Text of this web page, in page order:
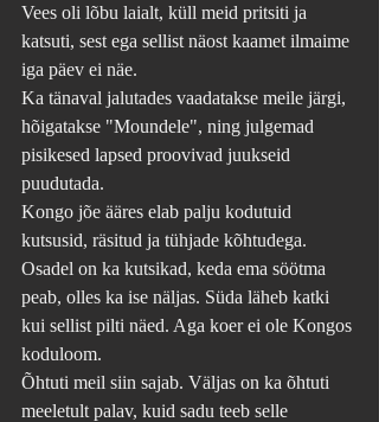
Vees oli lõbu laialt, küll meid pritsiti ja
katsuti, sest ega sellist näost kaamet ilmaime
iga päev ei näe.
Ka tänaval jalutades vaadatakse meile järgi,
hõigatakse "Moundele", ning julgemad
pisikesed lapsed proovivad juukseid
puudutada.
Kongo jõe ääres elab palju kodutuid
kutsusid, räsitud ja tühjade kõhtudega.
Osadel on ka kutsikad, keda ema söötma
peab, olles ka ise näljas. Süda läheb katki
kui sellist pilti näed. Aga koer ei ole Kongos
koduloom.
Õhtuti meil siin sajab. Väljas on ka õhtuti
meeletult palav, kuid sadu teeb selle